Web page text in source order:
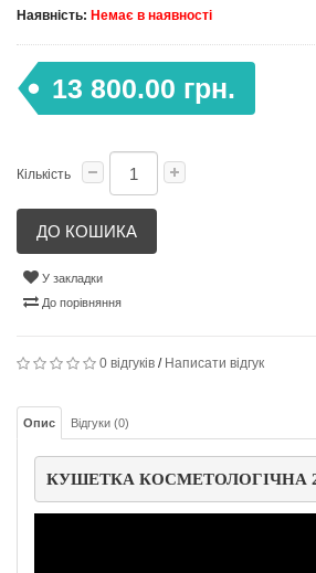
Наявність: Немає в наявності
13 800.00 грн.
Кількість
ДО КОШИКА
У закладки
До порівняння
0 відгуків / Написати відгук
Опис Відгуки (0)
КУШЕТКА КОСМЕТОЛОГІЧНА